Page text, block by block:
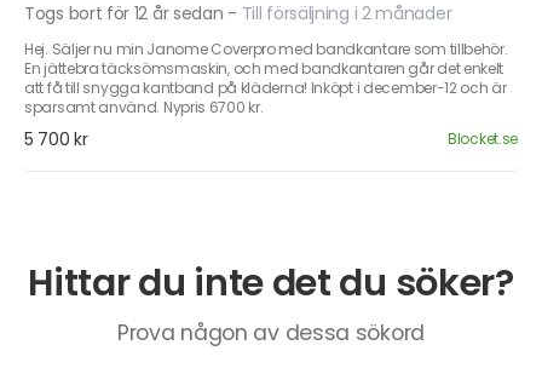
Togs bort för 12 år sedan - Till försäljning i 2 månader
Hej. Säljer nu min Janome Coverpro med bandkantare som tillbehör.
En jättebra täcksömsmaskin, och med bandkantaren går det enkelt
att få till snygga kantband på kläderna! Inköpt i december-12 och är
sparsamt använd. Nypris 6700 kr.
5 700 kr Blocket.se
Hittar du inte det du söker?
Prova någon av dessa sökord